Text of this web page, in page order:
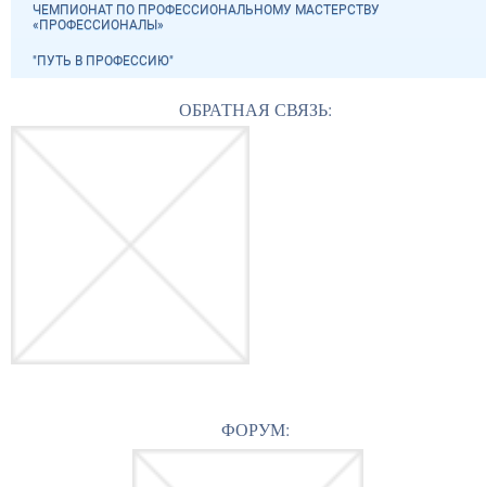
ЧЕМПИОНАТ ПО ПРОФЕССИОНАЛЬНОМУ МАСТЕРСТВУ
«ПРОФЕССИОНАЛЫ»
"ПУТЬ В ПРОФЕССИЮ"
ОБРАТНАЯ СВЯЗЬ:
ФОРУМ: